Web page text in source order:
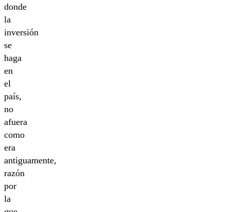
donde
la
inversión
se
haga
en
el
país,
no
afuera
como
era
antiguamente,
razón
por
la